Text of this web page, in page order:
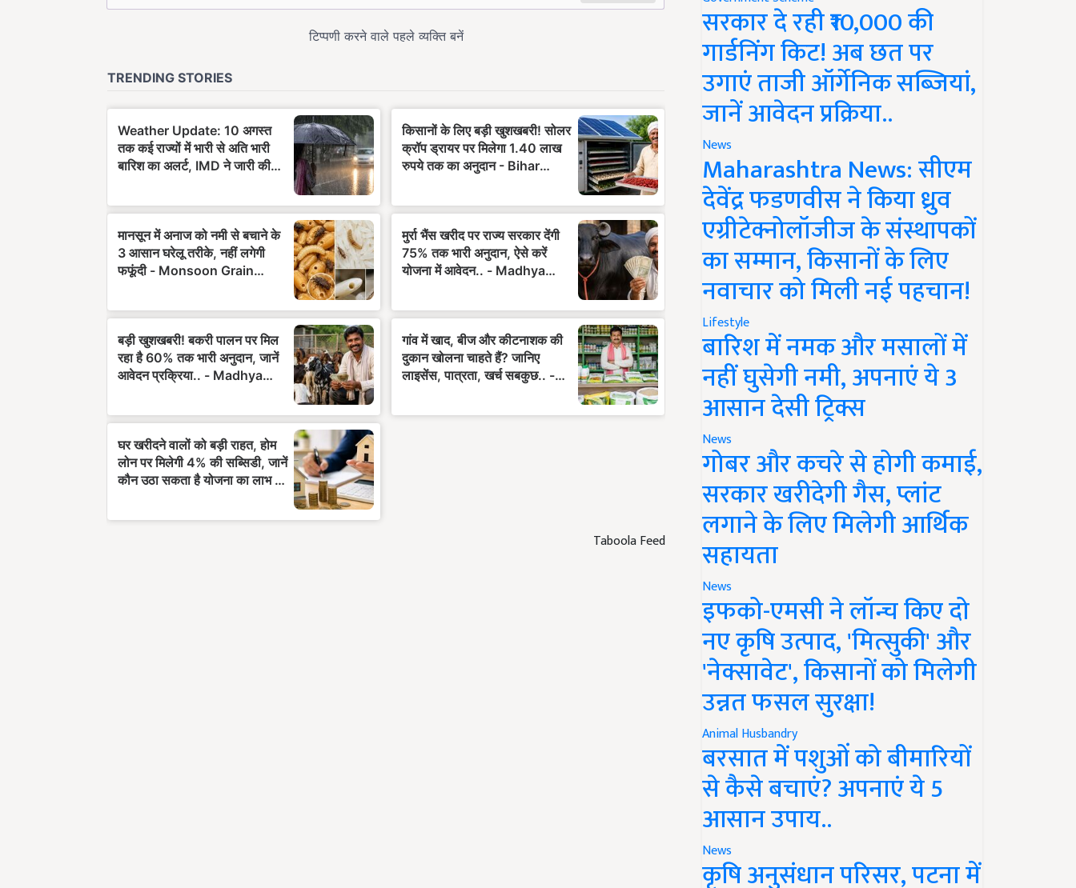
Taboola Feed
सरकार दे रही ₹10,000 की
गार्डनिंग किट! अब छत पर
उगाएं ताजी ऑर्गेनिक सब्जियां,
जानें आवेदन प्रक्रिया..
News
Maharashtra News: सीएम
देवेंद्र फडणवीस ने किया ध्रुव
एग्रीटेक्नोलॉजीज के संस्थापकों
का सम्मान, किसानों के लिए
नवाचार को मिली नई पहचान!
Lifestyle
बारिश में नमक और मसालों में
नहीं घुसेगी नमी, अपनाएं ये 3
आसान देसी ट्रिक्स
News
गोबर और कचरे से होगी कमाई,
सरकार खरीदेगी गैस, प्लांट
लगाने के लिए मिलेगी आर्थिक
सहायता
News
इफको-एमसी ने लॉन्च किए दो
नए कृषि उत्पाद, 'मित्सुकी' और
'नेक्सावेट', किसानों को मिलेगी
उन्नत फसल सुरक्षा!
Animal Husbandry
बरसात में पशुओं को बीमारियों
से कैसे बचाएं? अपनाएं ये 5
आसान उपाय..
News
कृषि अनुसंधान परिसर, पटना में